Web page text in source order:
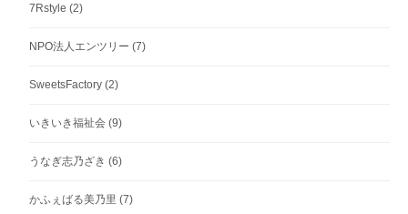
7Rstyle (2)
NPO法人エンツリー (7)
SweetsFactory (2)
いきいき福祉会 (9)
うなぎ志乃ざき (6)
かふぇばる美乃里 (7)